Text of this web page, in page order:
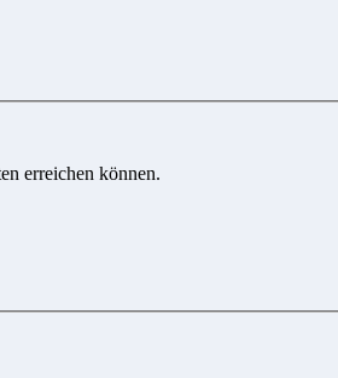
erreichen können.